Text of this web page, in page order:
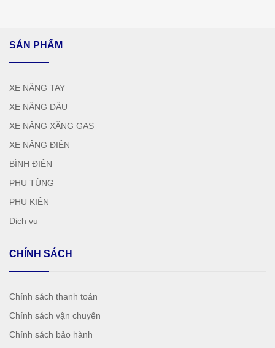
SẢN PHẨM
XE NÂNG TAY
XE NÂNG DẦU
XE NÂNG XĂNG GAS
XE NÂNG ĐIỆN
BÌNH ĐIỆN
PHỤ TÙNG
PHỤ KIỆN
Dịch vụ
CHÍNH SÁCH
Chính sách thanh toán
Chính sách vận chuyển
Chính sách bảo hành